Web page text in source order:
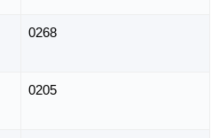
0268
0205